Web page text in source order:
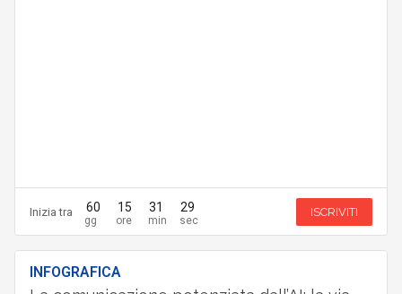
Inizia tra 60 15 31 28 ISCRIVITI
INFOGRAFICA